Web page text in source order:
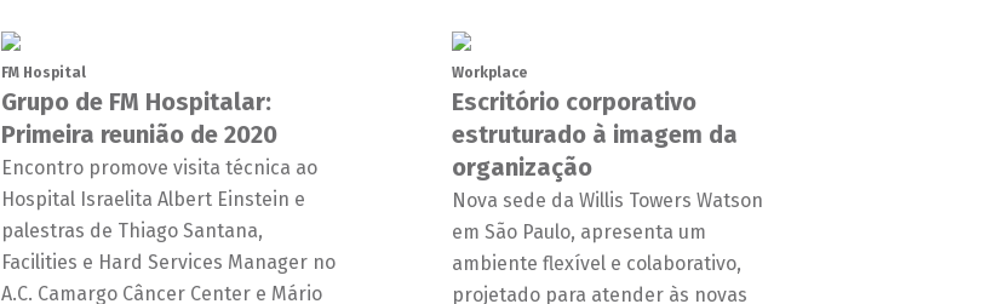
FM Hospital
Grupo de FM Hospitalar:
Primeira reunião de 2020
Encontro promove visita técnica ao
Hospital Israelita Albert Einstein e
palestras de Thiago Santana,
Facilities e Hard Services Manager no
A.C. Camargo Câncer Center e Mário
Workplace
Escritório corporativo
estruturado à imagem da
organização
Nova sede da Willis Towers Watson
em São Paulo, apresenta um
ambiente flexível e colaborativo,
projetado para atender às novas